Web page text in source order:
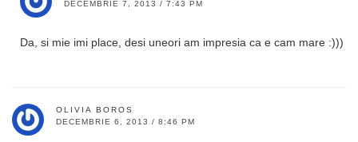
DECEMBRIE 7, 2013 / 7:43 PM
Da, si mie imi place, desi uneori am impresia ca e cam mare :)))
OLIVIA BOROS
DECEMBRIE 6, 2013 / 8:46 PM